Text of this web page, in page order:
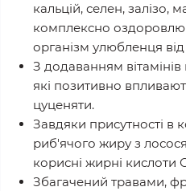
кальцій, селен, залізо,
комплексно
організм улюбленця
З додаванням вітамінів
які позитивно
цуценяти.
Завдяки присутності в
риб'ячого жиру з
корисні жирні кислоти
Збагачений травами,